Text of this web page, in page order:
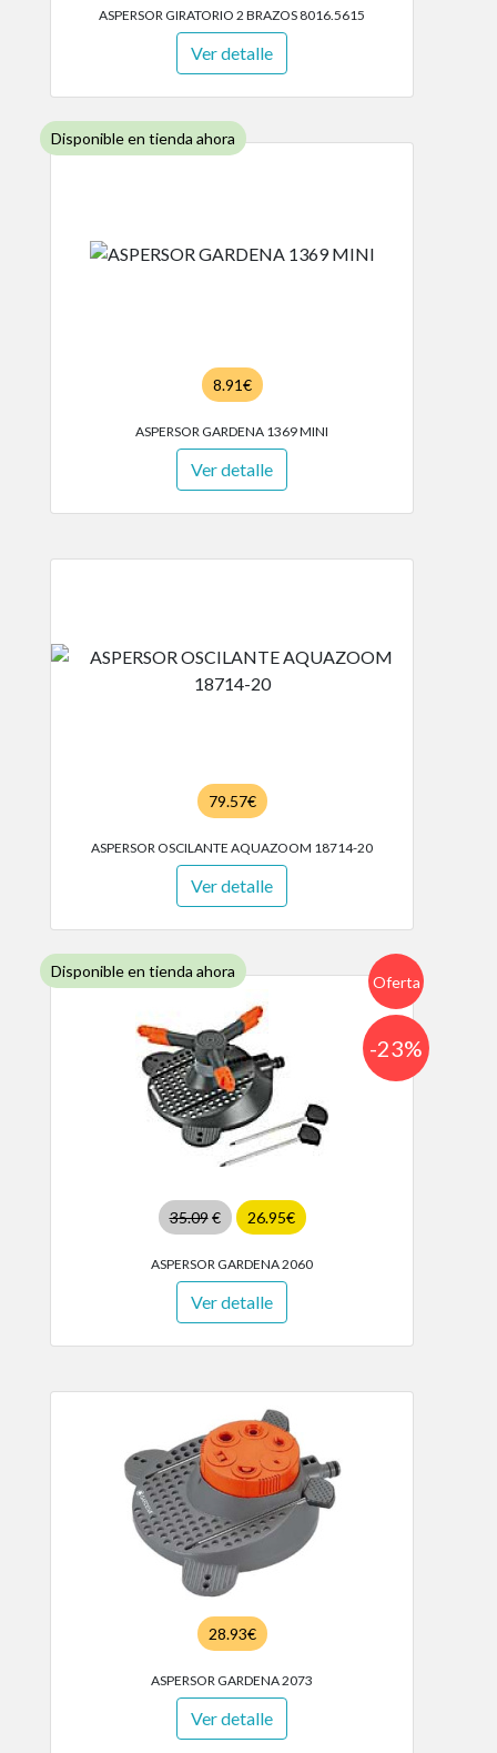
ASPERSOR GIRATORIO 2 BRAZOS 8016.5615
Ver detalle
Disponible en tienda ahora
8.91€
ASPERSOR GARDENA 1369 MINI
Ver detalle
79.57€
ASPERSOR OSCILANTE AQUAZOOM 18714-20
Ver detalle
Disponible en tienda ahora
Oferta
35.09€ 26.95€
-23%
ASPERSOR GARDENA 2060
Ver detalle
28.93€
ASPERSOR GARDENA 2073
Ver detalle